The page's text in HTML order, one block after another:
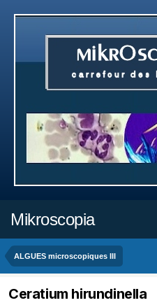
Mikroscopia
ALGUES microscopiques III
Ceratium hirundinella